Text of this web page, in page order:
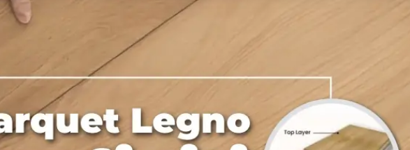
PARQUET PREFINITI
Parquet Legno Prefiniti
PARQUET PREFINITI
PARQUET PREFINITI
Parquet Legno Prefiniti
PARQUET PREFINITI